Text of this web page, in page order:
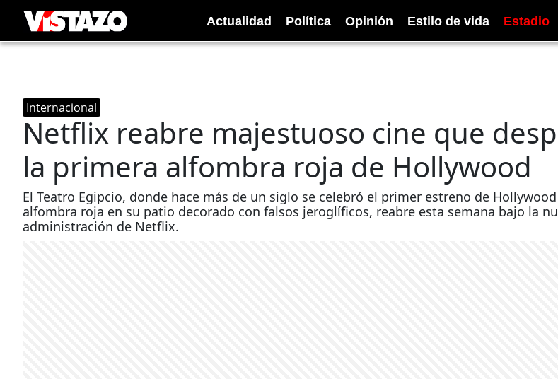
Actualidad Política Opinión Estilo de vida Estadio
Internacional
Netflix reabre majestuoso cine que
la primera alfombra roja de Hollywood
El Teatro Egipcio, donde hace más de un siglo se celebró el primer estreno de
alfombra roja en su patio decorado con falsos jeroglíficos, reabre esta semana bajo la
administración de Netflix.